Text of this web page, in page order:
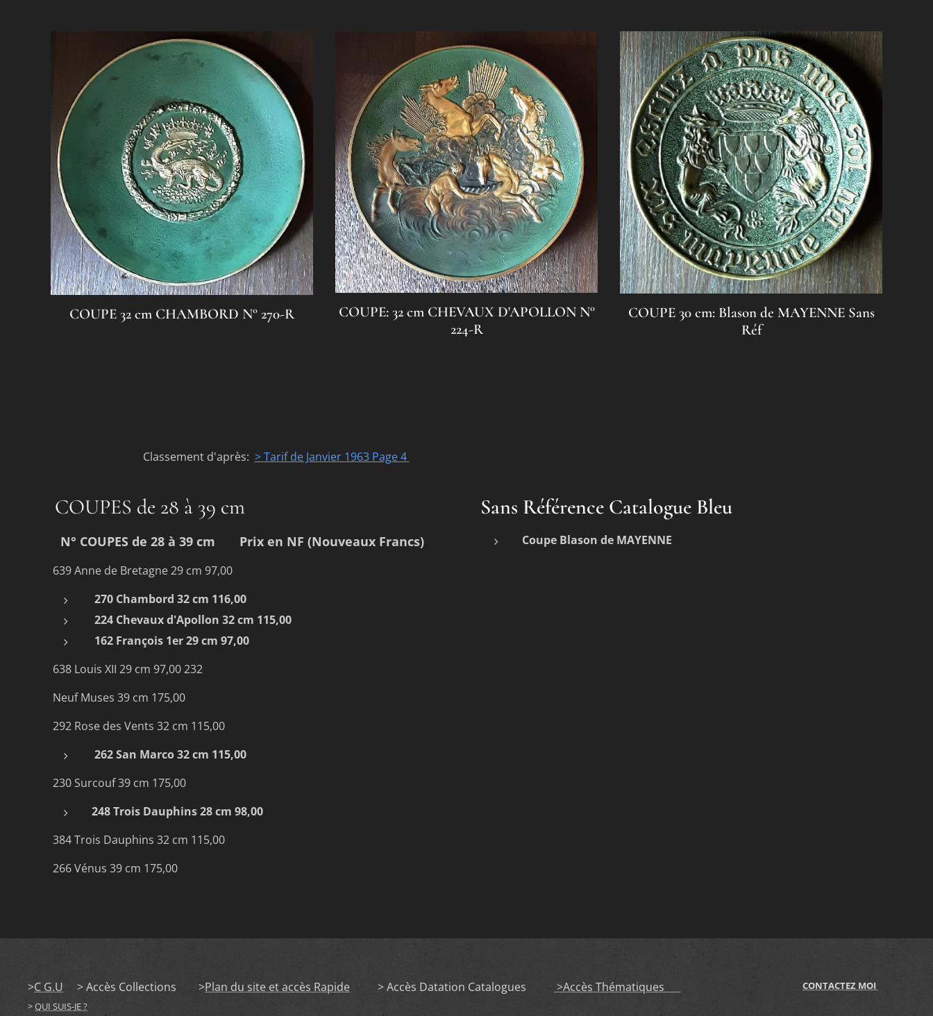
COUPE 32 cm CHAMBORD N° 270-R
COUPE: 32 cm CHEVAUX D'APOLLON N°
224-R
COUPE 30 cm: Blason de MAYENNE Sans
Réf
Classement d'après: > Tarif de Janvier 1963 Page 4
COUPES de 28 à 39 cm
N° COUPES de 28 à 39 cm Prix en NF (Nouveaux Francs)
639 Anne de Bretagne 29 cm 97,00
270 Chambord 32 cm 116,00
224 Chevaux d'Apollon 32 cm 115,00
162 François 1er 29 cm 97,00
638 Louis XII 29 cm 97,00 232
Neuf Muses 39 cm 175,00
292 Rose des Vents 32 cm 115,00
262 San Marco 32 cm 115,00
230 Surcouf 39 cm 175,00
248 Trois Dauphins 28 cm 98,00
384 Trois Dauphins 32 cm 115,00
266 Vénus 39 cm 175,00
Sans Référence Catalogue Bleu
Coupe Blason de MAYENNE
>C G.U > Accès Collections >Plan du site et accès Rapide > Accès Datation Catalogues >Accès Thématiques
>QUI SUIS-JE ?
CONTACTEZ MOI